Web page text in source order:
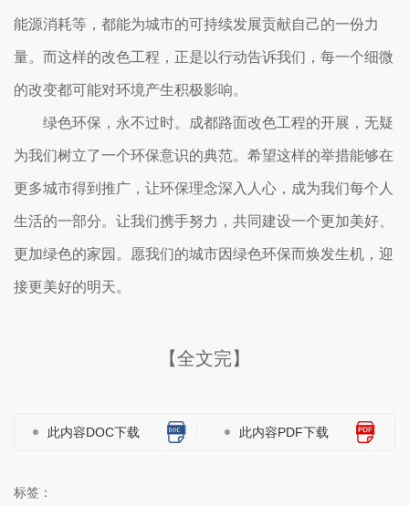
能源消耗等，都能为城市的可持续发展贡献自己的一份力
量。而这样的改色工程，正是以行动告诉我们，每一个细微
的改变都可能对环境产生积极影响。
绿色环保，永不过时。成都路面改色工程的开展，无疑
为我们树立了一个环保意识的典范。希望这样的举措能够在
更多城市得到推广，让环保理念深入人心，成为我们每个人
生活的一部分。让我们携手努力，共同建设一个更加美好、
更加绿色的家园。愿我们的城市因绿色环保而焕发生机，迎
接更美好的明天。
【全文完】
此内容DOC下载 此内容PDF下载
标签：